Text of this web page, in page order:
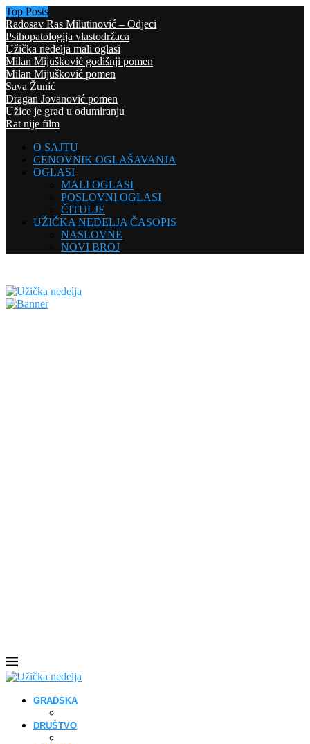
Top Posts
Radosav Ras Milutinović – Odjeci
Psihopatologija vlastodržaca
Užička nedelja mali oglasi
Milan Mijušković godišnji pomen
Milan Mijušković pomen
Sava Žunić
Dragan Jovanović pomen
Užice je grad u odumiranju
Rat nije film
O SAJTU
CENOVNIK OGLAŠAVANJA
OGLASI
MALI OGLASI
POSLOVNI OGLASI
ČITULJE
UŽIČKA NEDELJA ČASOPIS
NASLOVNE
NOVI BROJ
GRADSKA
DRUŠTVO